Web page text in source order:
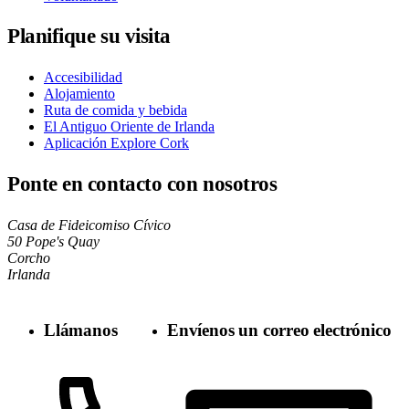
Planifique su visita
Accesibilidad
Alojamiento
Ruta de comida y bebida
El Antiguo Oriente de Irlanda
Aplicación Explore Cork
Ponte en contacto con nosotros
Casa de Fideicomiso Cívico
50 Pope's Quay
Corcho
Irlanda
Llámanos Envíenos un correo electrónico